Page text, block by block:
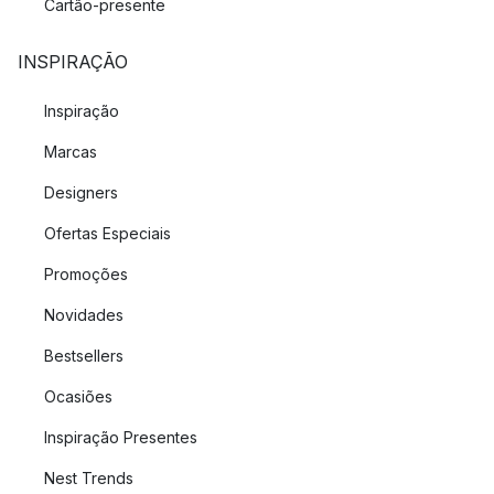
Cartão-presente
INSPIRAÇÃO
Inspiração
Marcas
Designers
Ofertas Especiais
Promoções
Novidades
Bestsellers
Ocasiões
Inspiração Presentes
Nest Trends